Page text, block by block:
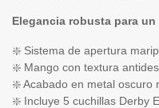
Elegancia robusta para
❇️ Sistema de apertura
❇️ Mango con textura
❇️ Acabado en metal oscuro
❇️ Incluye 5 cuchillas Derby